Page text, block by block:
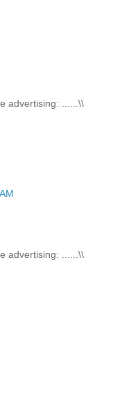
advertising: ......\\
advertising: ......\\